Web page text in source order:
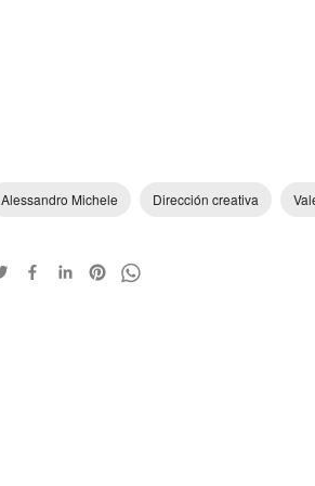
Alessandro Michele Dirección creativa